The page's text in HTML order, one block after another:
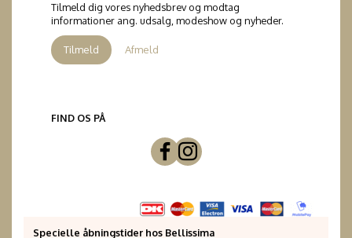
Tilmeld dig vores nyhedsbrev og modtag
informationer ang. udsalg, modeshow og nyheder.
Tilmeld Afmeld
FIND OS PÅ
Specielle åbningstider hos Bellissima